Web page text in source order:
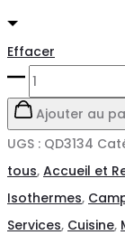
Effacer
quantité
de
Bouteille
Ajouter au
UGS : QD3134
tous, Accueil et
Isothermes,
Services, Cuisine,